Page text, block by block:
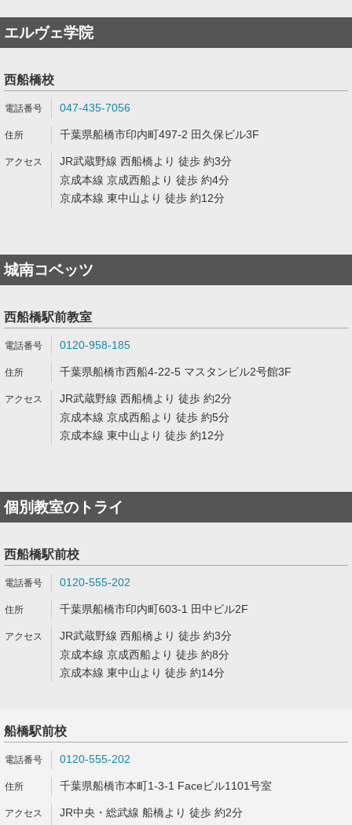
エルヴェ学院
西船橋校
047-435-7056
千葉県船橋市印内町497-2 田久保ビル3F
JR武蔵野線 西船橋より 徒歩 約3分
京成本線 京成西船より 徒歩 約4分
京成本線 東中山より 徒歩 約12分
城南コベッツ
西船橋駅前教室
0120-958-185
千葉県船橋市西船4-22-5 マスタンビル2号館3F
JR武蔵野線 西船橋より 徒歩 約2分
京成本線 京成西船より 徒歩 約5分
京成本線 東中山より 徒歩 約12分
個別教室のトライ
西船橋駅前校
0120-555-202
千葉県船橋市印内町603-1 田中ビル2F
JR武蔵野線 西船橋より 徒歩 約3分
京成本線 京成西船より 徒歩 約8分
京成本線 東中山より 徒歩 約14分
船橋駅前校
0120-555-202
千葉県船橋市本町1-3-1 Faceビル1101号室
JR中央・総武線 船橋より 徒歩 約2分